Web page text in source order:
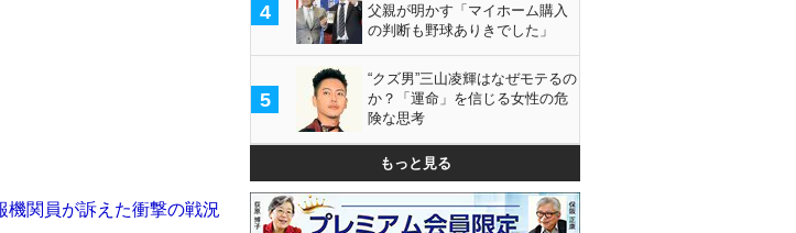
機関員が訴えた衝撃の戦況
4
父親が明かす「マイホーム購入
の判断も野球ありきでした」
5
“クズ男”三山凌輝はなぜモテるの
か？「運命」を信じる女性の危
険な思考
もっと見る